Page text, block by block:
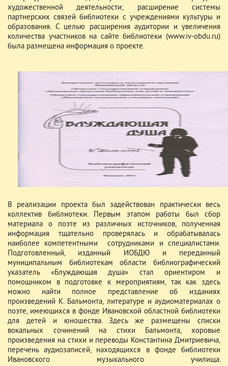
художественной деятельности; расширение системы
партнерских связей библиотеки с учреждениями культуры и
образования. С целью расширения аудитории и увеличения
количества участников на сайте библиотеки (www.iv-obdu.ru)
была размещена информация о проекте.
В реализации проекта был задействован практически весь
коллектив библиотеки. Первым этапом работы был сбор
материала о поэте из различных источников, полученная
информация тщательно проверялась и обрабатывалась
наиболее компетентными сотрудниками и специалистами.
Подготовленный, изданный ИОБДЮ и переданный
муниципальным библиотекам области библиографический
указатель «Блуждающая душа» стал ориентиром и
помощником в подготовке к мероприятиям, так как здесь
можно найти полное представление об изданиях
произведений К. Бальмонта, литературе и аудиоматериалах о
поэте, имеющихся в фонде Ивановской областной библиотеки
для детей и юношества. Здесь же размещены списки
вокальных сочинений на стихи Бальмонта, хоровые
произведения на стихи и переводы Константина Дмитриевича,
перечень аудиозаписей, находящихся в фонде библиотеки
Ивановского музыкального училища.